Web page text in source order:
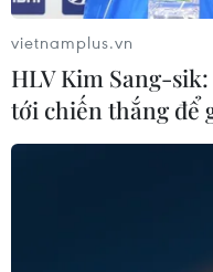
vietnamplus.vn
HLV Kim Sang-
tới chiến thắng để